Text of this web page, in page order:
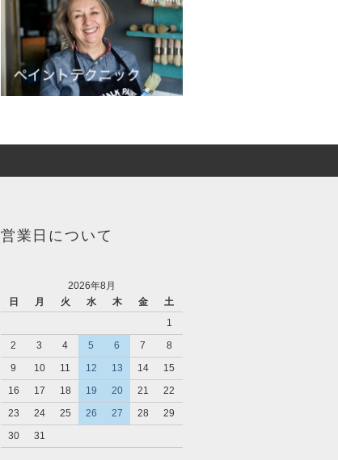
営業日について
2026年8月
日
月 火 水 木 金
土
1
2
3 4 5 6 7
8
9
10 11 12 13 14
15
16
17 18 19 20 21
22
23
24 25 26 27 28
29
30
31